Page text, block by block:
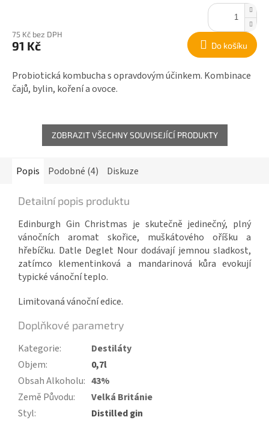
75 Kč bez DPH
91 Kč Do košíku
Probiotická kombucha s opravdovým účinkem. Kombinace
čajů, bylin, koření a ovoce.
ZOBRAZIT VŠECHNY SOUVISEJÍCÍ PRODUKTY
Popis Podobné (4) Diskuze
Detailní popis produktu
Edinburgh Gin Christmas je skutečně jedinečný, plný
vánočních aromat skořice, muškátového oříšku a
hřebíčku. Datle Deglet Nour dodávají jemnou sladkost,
zatímco klementinková a mandarinová kůra evokují
typické vánoční teplo.
Limitovaná vánoční edice.
Doplňkové parametry
Kategorie:
Destiláty
Objem:
0,7l
Obsah Alkoholu: 43%
Země Původu:
Velká Británie
Styl: Distilled gin